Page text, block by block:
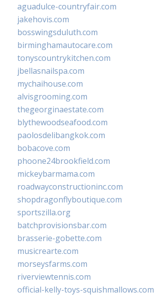
aguadulce-countryfair.com
jakehovis.com
bosswingsduluth.com
birminghamautocare.com
tonyscountrykitchen.com
jbellasnailspa.com
mychaihouse.com
alvisgrooming.com
thegeorginaestate.com
blythewoodseafood.com
paolosdelibangkok.com
bobacove.com
phoone24brookfield.com
mickeybarmama.com
roadwayconstructioninc.com
shopdragonflyboutique.com
sportszilla.org
batchprovisionsbar.com
brasserie-gobette.com
musicrearte.com
morseysfarms.com
riverviewtennis.com
official-kelly-toys-squishmallows.com